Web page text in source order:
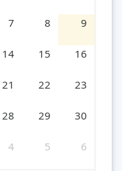
7 8 9
14 15 16
21 22 23
28 29 30
4 5 6